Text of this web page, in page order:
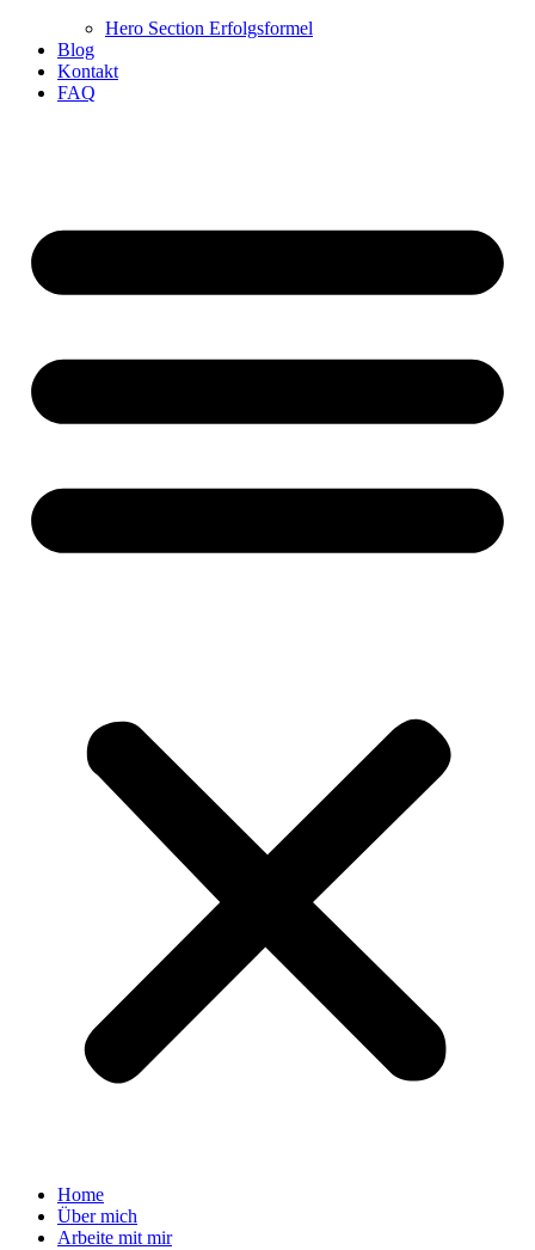
Hero Section Erfolgsformel
Blog
Kontakt
FAQ
Home
Über mich
Arbeite mit mir